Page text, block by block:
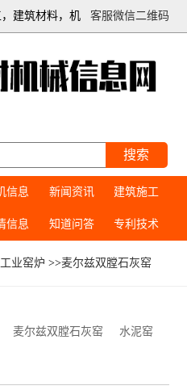
客服微信二维码
建筑材料，机
搜索
信息 新闻资讯 建筑施工
信息 知道问答 专利技术
工业窑炉 >>麦尔兹双膛石灰窑
麦尔兹双膛石灰窑
水泥窑